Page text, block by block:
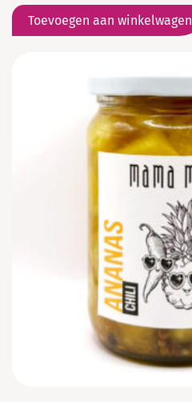
Toevoegen aan winkelwagen